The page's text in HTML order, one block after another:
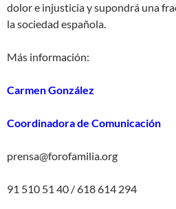
dolor e injusticia y supondrá una
la sociedad española.
Más información:
Carmen González
Coordinadora de Comunicación
prensa@forofamilia.org
91 510 51 40 / 618 614 294